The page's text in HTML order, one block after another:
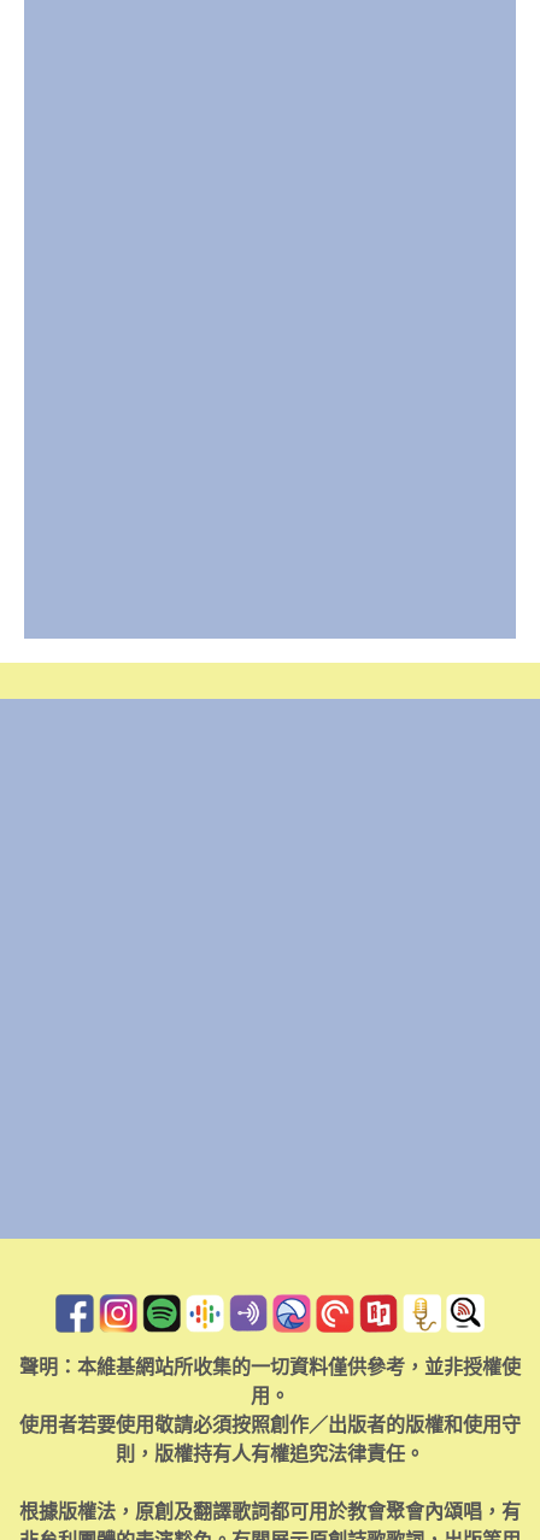
聲明：本維基網站所收集的一切資料僅供參考，並非授權使
用。
使用者若要使用敬請必須按照創作／出版者的版權和使用守
則，版權持有人有權追究法律責任。
根據版權法，原創及翻譯歌詞都可用於教會聚會內頌唱，有